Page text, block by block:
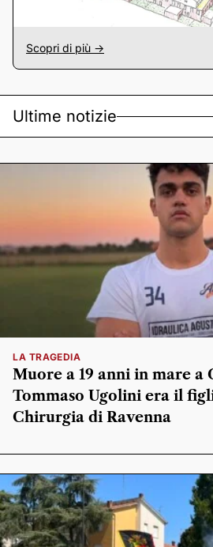
Scopri di più ->
Ultime notizie
LA TRAGEDIA
Muore a 19 anni in mare a
Tommaso Ugolini era il
Chirurgia di Ravenna